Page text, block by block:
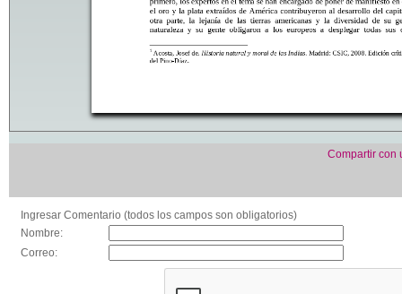
Compartir con
Ingresar Comentario (todos los campos son obligatorios)
Nombre:
Correo: